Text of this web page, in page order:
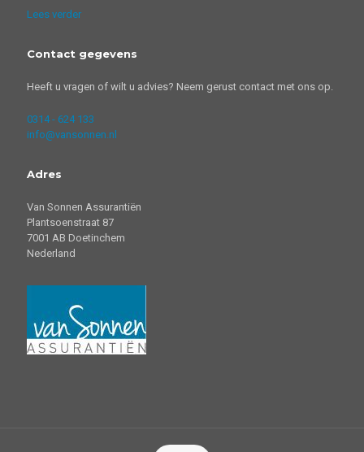
Lees verder
Contact gegevens
Heeft u vragen of wilt u advies? Neem gerust contact met ons op.
0314 - 624 133
info@vansonnen.nl
Adres
Van Sonnen Assurantiën
Plantsoenstraat 87
7001 AB Doetinchem
Nederland